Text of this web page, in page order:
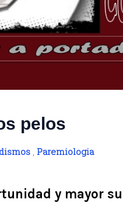
pelos
, Paremiologia
y mayor